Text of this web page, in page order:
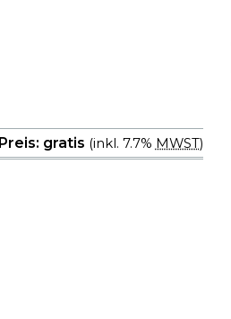
Preis: gratis (inkl. 7.7% MWST)